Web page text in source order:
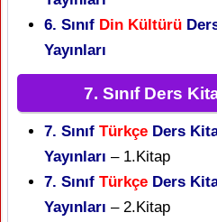
6. Sınıf Din Kültürü
Yayınları
7. Sınıf Ders
7. Sınıf Türkçe Ders
Yayınları – 1.Kitap
7. Sınıf Türkçe Ders
Yayınları – 2.Kitap